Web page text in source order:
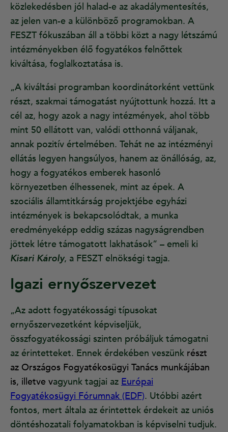
közlekedésben jól halad-e az akadálymentesítés,
az jelen van-e a különböző programokban. A
FESZT fókuszában áll a többi közt a nagy létszámú
intézményekben élő fogyatékos felnőttek
kiváltása, foglalkoztatása is.
„A kiváltási programban koordinátorként vettünk
részt, szakmai támogatást nyújtottunk hozzá. Itt a
cél az, hogy azok a nagy intézmények, ahol több
mint 50 ellátott van, valódi otthonná váljanak,
annak pozitív értelmében. Tehát ne az intézményi
ellátás legyen hangsúlyos, hanem az önállóság, az,
hogy a fogyatékos emberek hasonló
környezetben élhessenek, mint az épek. A
szociális államtitkárság projektjébe egyházi
intézmények is bekapcsolódtak, a munka
eredményeképp eddig százas nagyságrendben
jöttek létre támogatott lakhatások” – emeli ki
Kisari Károly, a FESZT elnökségi tagja.
Igazi ernyőszervezet
„Az adott fogyatékossági típusokat
ernyőszervezetként képviseljük,
összfogyatékossági szinten próbáljuk támogatni
az érintetteket. Ennek érdekében veszünk részt
az Országos Fogyatékosügyi Tanács munkájában
is, illetve vagyunk tagjai az Európai
Fogyatékosügyi Fórumnak (EDF). Utóbbi azért
fontos, mert általa az érintettek érdekeit az uniós
döntéshozatali folyamatokban is képviselni tudjuk.